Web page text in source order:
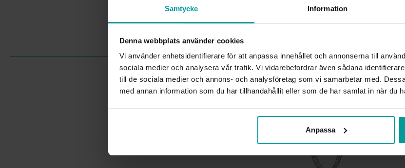
Samtycke Information
Denna webbplats använder cookies
Vi använder enhetsidentifierare för att anpassa innehållet och annonserna till
sociala medier och analysera vår trafik. Vi vidarebefordrar även sådana
till de sociala medier och annons- och analysföretag som vi samarbetar med.
med annan information som du har tillhandahållit eller som de har samlat in när du
Anpassa
HÖJD CA (MM)
Liknande produkter